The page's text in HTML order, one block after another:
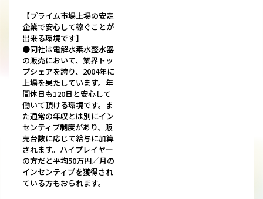
【プライム市場上場の安定
企業で安心して稼ぐことが
出来る環境です】
●同社は電解水素水整水器
の販売において、業界トッ
プシェアを誇り、2004年に
上場を果たしています。年
間休日も120日と安心して
働いて頂ける環境です。ま
た通常の年収とは別にイン
センティブ制度があり、販
売台数に応じて給与に加算
されます。ハイプレイヤー
の方だと平均50万円／月の
インセンティブを獲得され
ている方もおられます。